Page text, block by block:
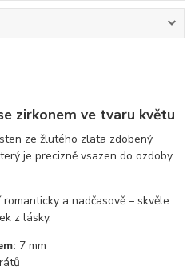
zirkonem ve tvaru květu
ze žlutého zlata zdobený
je precizně vsazen do ozdoby
a nadčasově – skvěle
z lásky.
7 mm